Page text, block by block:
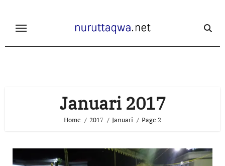
content
Januari 2017
Home 2017 Januari Page 2